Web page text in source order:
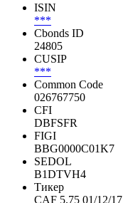
ISIN
***
Cbonds ID
24805
CUSIP
***
Common Code
026767750
CFI
DBFSFR
FIGI
BBG0000C01K7
SEDOL
B1DTVH4
Тикер
CAF 5.75 01/12/17